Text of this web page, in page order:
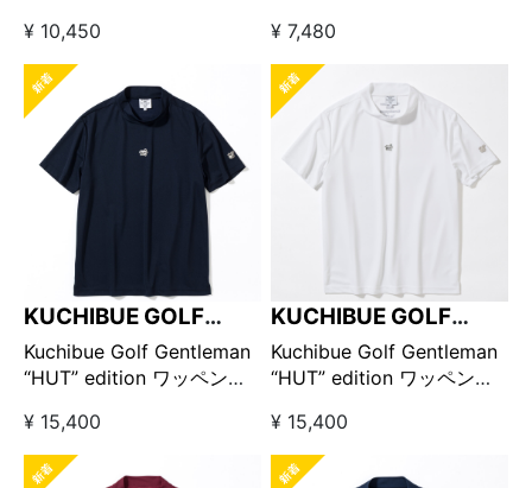
¥ 10,450
¥ 7,480
KUCHIBUE GOLF
GENTLEMAN
Kuchibue Golf Gentleman
“HUT” edition ワッペン半
【GO/LOOK!限定販売】
¥ 15,400
KUCHIBUE GOLF
GENTLEMAN
Kuchibue Golf Gentleman
“HUT” edition ワッペン半
【GO/LOOK!限定販売】
¥ 15,400